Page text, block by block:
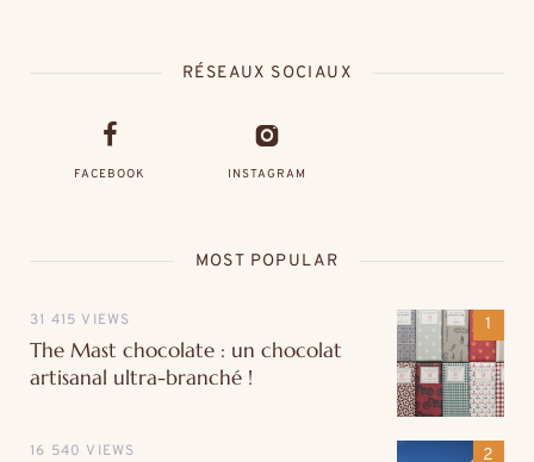
RÉSEAUX SOCIAUX
FACEBOOK INSTAGRAM
MOST POPULAR
31 415 VIEWS
The Mast chocolate : un chocolat
artisanal ultra-branché !
16 540 VIEWS